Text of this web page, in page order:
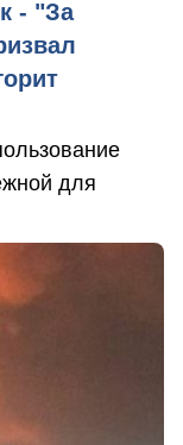
- "За
для